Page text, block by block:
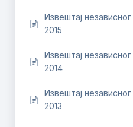
Извештај
2015
Извештај
2014
Извештај
2013